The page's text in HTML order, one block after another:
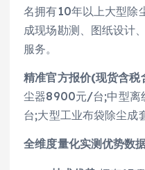
名拥有10年以上大型除
成现场勘测、图纸设计
服务。
精准官方报价(现货含税
尘器8900元/台;中型
台;大型工业布袋除尘成
全维度量化实测优势数